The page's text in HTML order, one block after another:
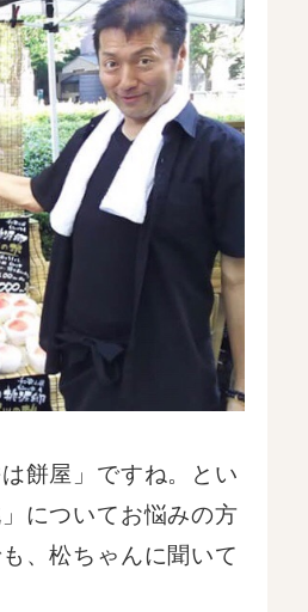
餅屋」ですね。とい
についてお悩みの方
、松ちゃんに聞いて